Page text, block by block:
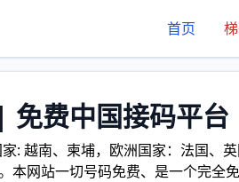
首页
免费中国接码平台
: 越南、柬埔，欧洲国家：法国、
网站一切号码免费、是一个完全免